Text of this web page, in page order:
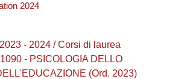
2024
- 2024 / Corsi di laurea
- PSICOLOGIA DELLO
(Ord. 2023)